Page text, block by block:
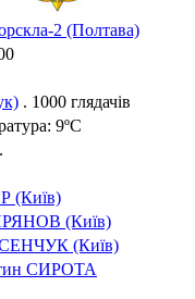
2 (Полтава)
. 1000 глядачів
9ºC
(Київ)
(Київ)
(Київ)
СИРОТА